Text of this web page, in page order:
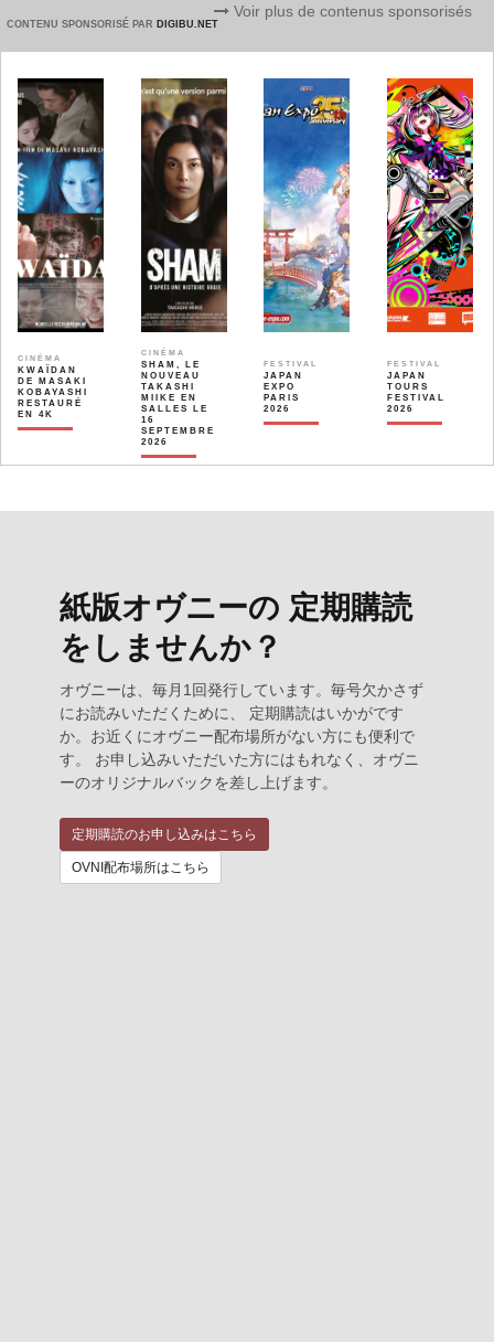
CONTENU SPONSORISÉ PAR DIGIBU.NET
Voir plus de contenus sponsorisés
CINÉMA
KWAÏDAN
DE MASAKI
KOBAYASHI
RESTAURÉ
EN 4K
CINÉMA
SHAM, LE
NOUVEAU
TAKASHI
MIIKE EN
SALLES LE
16
SEPTEMBRE
2026
FESTIVAL
JAPAN
EXPO
PARIS
2026
FESTIVAL
JAPAN
TOURS
FESTIVAL
2026
紙版オヴニーの 定期購読
をしませんか？
オヴニーは、毎月1回発行しています。毎号欠かさず
にお読みいただくために、 定期購読はいかがです
か。お近くにオヴニー配布場所がない方にも便利で
す。 お申し込みいただいた方にはもれなく、オヴニ
ーのオリジナルバックを差し上げます。
定期購読のお申し込みはこちら
OVNI配布場所はこちら